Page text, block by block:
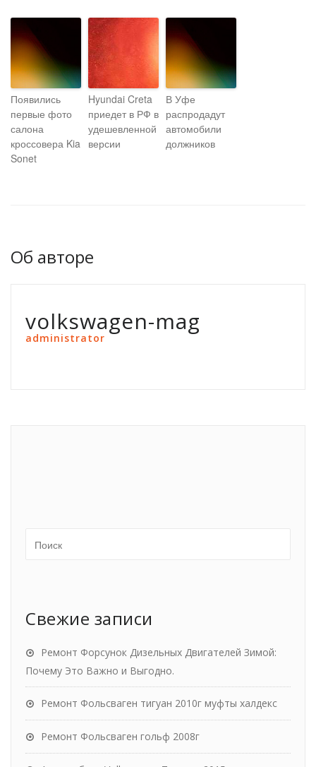
Появились
первые фото
салона
кроссовера Kia
Sonet
Hyundai Creta
приедет в РФ в
удешевленной
версии
В Уфе
распродадут
автомобили
должников
Об авторе
volkswagen-mag
administrator
Свежие записи
Ремонт Форсунок Дизельных Двигателей Зимой:
Почему Это Важно и Выгодно.
Ремонт Фольсваген тигуан 2010г муфты халдекс
Ремонт Фольсваген гольф 2008г